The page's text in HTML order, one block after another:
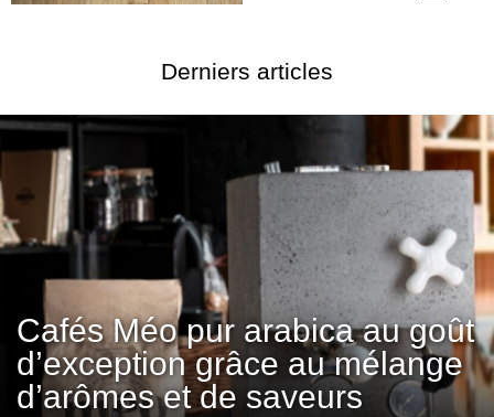
Derniers articles
Cafés Méo pur arabica au goût
d’exception grâce au mélange
d’arômes et de saveurs